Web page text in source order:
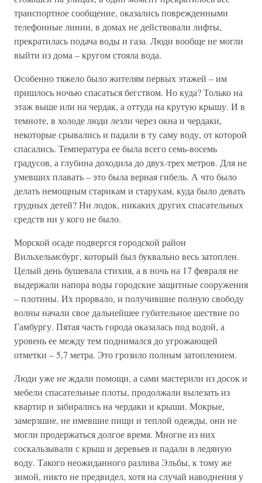
транспортное сообщение, оказались поврежденными
телефонные линии, в домах не действовали лифты,
прекратилась подача воды и газа. Люди вообще не могли
выйти из дома – кругом стояла вода.
Особенно тяжело было жителям первых этажей – им
пришлось ночью спасаться бегством. Но куда? Только на
этаж выше или на чердак, а оттуда на крутую крышу. И в
темноте, в холоде люди лезли через окна и чердаки,
некоторые срывались и падали в ту саму воду, от которой
спасались. Температура ее была всего семь-восемь
градусов, а глубина доходила до двух-трех метров. Для не
умевших плавать – это была верная гибель. А что было
делать немощным старикам и старухам, куда было девать
грудных детей? Ни лодок, никаких других спасательных
средств ни у кого не было.
Морской осаде подвергся городской район
Вильхельмсбург, который был буквально весь затоплен.
Целый день бушевала стихия, а в ночь на 17 февраля не
выдержали напора воды городские защитные сооружения
– плотины. Их прорвало, и получившие полную свободу
волны начали свое дальнейшее губительное шествие по
Гамбургу. Пятая часть города оказалась под водой, а
уровень ее между тем поднимался до угрожающей
отметки – 5,7 метра. Это грозило полным затоплением.
Люди уже не ждали помощи, а сами мастерили из досок и
мебели спасательные плоты, продолжали вылезать из
квартир и забирались на чердаки и крыши. Мокрые,
замерзшие, не имевшие пищи и теплой одежды, они не
могли продержаться долгое время. Многие из них
соскальзывали с крыш и деревьев и падали в ледяную
воду. Такого неожиданного разлива Эльбы, к тому же
зимой, никто не предвидел, хотя на случай наводнения у